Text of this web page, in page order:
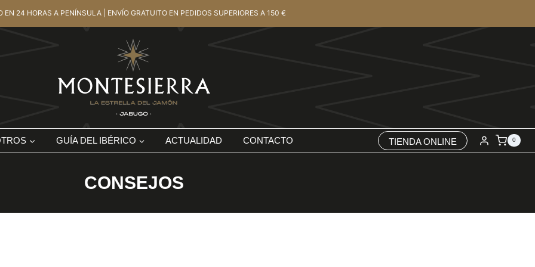
EN 24 HORAS A PENÍNSULA | ENVÍO GRATUITO EN PEDIDOS SUPERIORES A 150 €
GUÍA DEL IBÉRICO ACTUALIDAD CONTACTO TIENDA ONLINE 0
CONSEJOS